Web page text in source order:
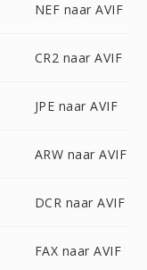
NEF naar AVIF
CR2 naar AVIF
JPE naar AVIF
ARW naar AVIF
DCR naar AVIF
FAX naar AVIF